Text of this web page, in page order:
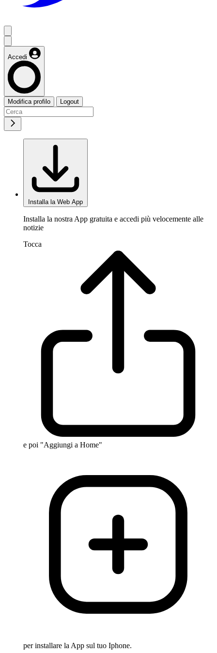
Accedi
Modifica profilo Logout
Installa la Web App
Installa la nostra App gratuita e accedi più velocemente alle
notizie
Tocca
e poi "Aggiungi a Home"
per installare la App sul tuo Iphone.